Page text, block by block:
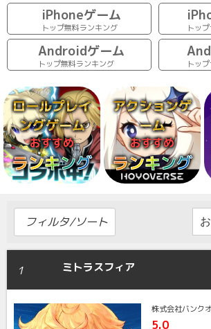
iPhoneゲーム
トップ無料ランキング トッ
Androidゲーム
トップ無料ランキング トッ
ロールプレイ
ングゲーム
おすすめ
ランキング
アクションゲ
ーム
おすすめ
ランキング
フィルタ/ソート
1 ミトラスフィア
株式会社バンク
5.0